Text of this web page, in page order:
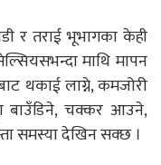
र तराई भूभागका केही
माथि मापन
थकाई लाग्ने, कमजोरी
बाउँडिने, चक्कर आउने,
समस्या देखिन सक्छ ।